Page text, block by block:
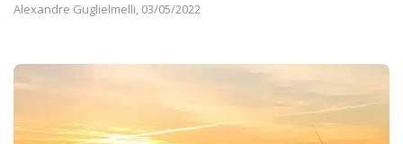
Alexandre Guglielmelli, 03/05/2022